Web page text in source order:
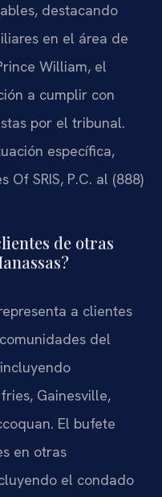
destacando
en el área de
William, el
a cumplir con
por el tribunal.
específica,
Of SRIS, P.C. al (888)
de otras
a clientes
del
Gainesville,
El bufete
en otras
el condado